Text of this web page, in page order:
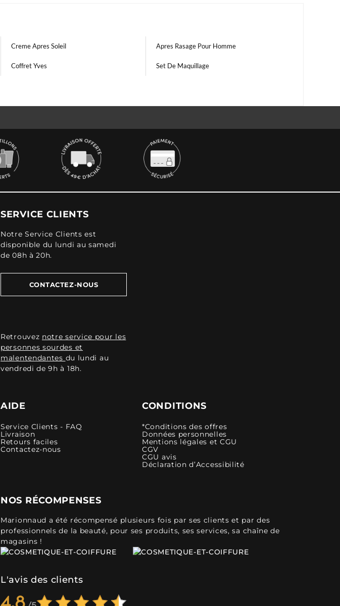
Creme Apres Soleil Apres Rasage Pour Homme
Coffret Yves Set De Maquillage
SERVICE CLIENTS
Notre Service Clients est
disponible du lundi au samedi
de 08h à 20h.
CONTACTEZ-NOUS
Retrouvez notre service pour les
personnes sourdes et
malentendantes du lundi au
vendredi de 9h à 18h.
AIDE
Service Clients - FAQ
Livraison
Retours faciles
Contactez-nous
CONDITIONS
*Conditions des offres
Données personnelles
Mentions légales et CGU
CGV
CGU avis
Déclaration d’Accessibilité
NOS RÉCOMPENSES
Marionnaud a été récompensé plusieurs fois par ses clients et par des
professionnels de la beauté, pour ses produits, ses services, sa chaîne de
magasins !
L'avis des clients